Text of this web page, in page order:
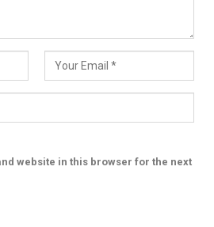
website in this browser for the next